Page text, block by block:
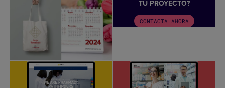
TU PROYECTO?
CONTACTA AHORA